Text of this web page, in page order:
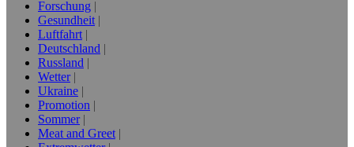
Forschung
Gesundheit
Luftfahrt
Deutschland
Russland
Wetter
Ukraine
Promotion
Sommer
Meat and Greet